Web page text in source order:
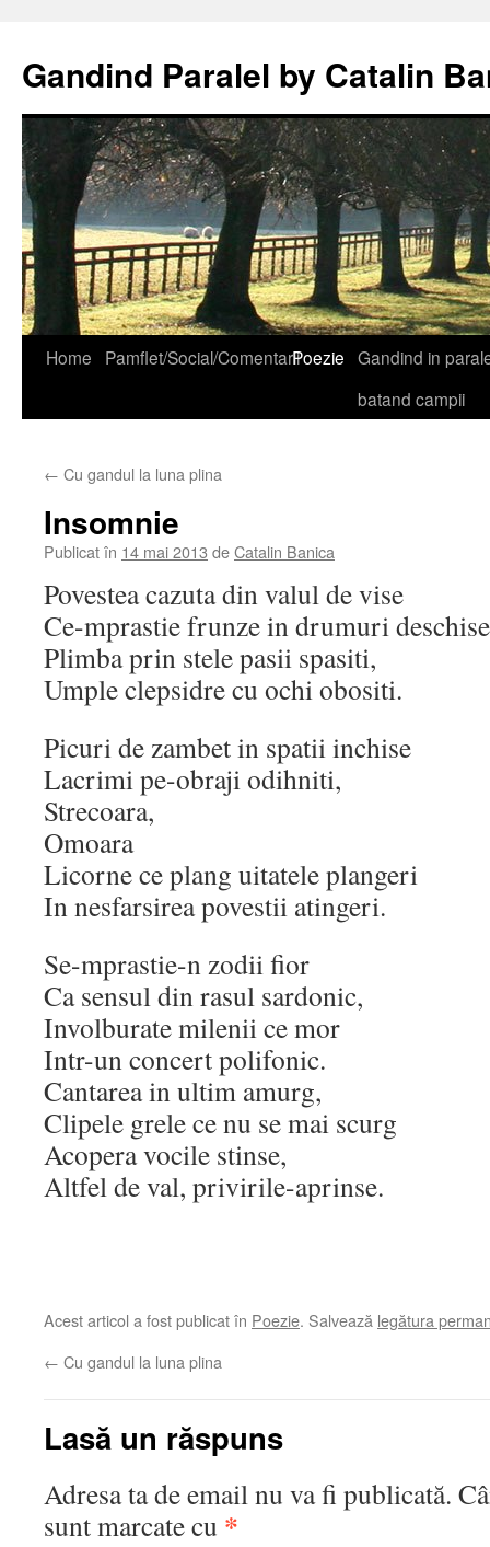
Gandind Paralel by Catalin
Sari
Home Pamflet/Social/ComentariiPoezie Gandind in
batand campii
← Cu gandul la luna plina
Insomnie
Publicat în 14 mai 2013 deCatalin Banica
Povestea cazuta din valul de vise
Ce-mprastie frunze in drumuri
Plimba prin stele pasii spasiti,
Umple clepsidre cu ochi obositi.
Picuri de zambet in spatii inchise
Lacrimi pe-obraji odihniti,
Strecoara,
Omoara
Licorne ce plang uitatele plangeri
In nesfarsirea povestii atingeri.
Se-mprastie-n zodii fior
Ca sensul din rasul sardonic,
Involburate milenii ce mor
Intr-un concert polifonic.
Cantarea in ultim amurg,
Clipele grele ce nu se mai scurg
Acopera vocile stinse,
Altfel de val, privirile-aprinse.
Acest articol a fost publicat în Poezie. Salvează legătura
← Cu gandul la luna plina
Lasă un răspuns
Adresa ta de email nu va fi publicată.
sunt marcate cu *